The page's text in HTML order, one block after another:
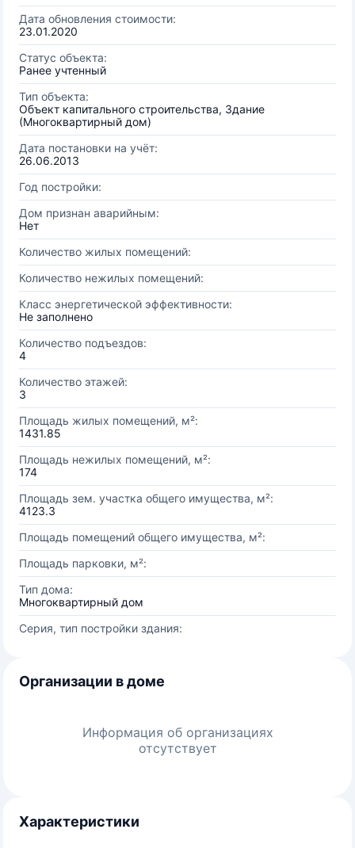
Дата обновления стоимости:
23.01.2020
Статус объекта:
Ранее учтенный
Тип объекта:
Объект капитального строительства, Здание
(Многоквартирный дом)
Дата постановки на учёт:
26.06.2013
Год постройки:
Дом признан аварийным:
Нет
Количество жилых помещений:
Количество нежилых помещений:
Класс энергетической эффективности:
Не заполнено
Количество подъездов:
4
Количество этажей:
3
Площадь жилых помещений, м²:
1431.85
Площадь нежилых помещений, м²:
174
Площадь зем. участка общего имущества, м²:
4123.3
Площадь помещений общего имущества, м²:
Площадь парковки, м²:
Тип дома:
Многоквартирный дом
Серия, тип постройки здания:
Организации в доме
Информация об организациях
отсутствует
Характеристики